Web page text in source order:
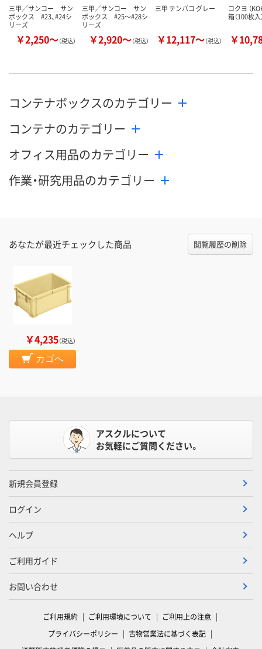
三甲／サンコー サン
ボックス #23、#24シ
リーズ
￥2,250～（税込）
三甲／サンコー サン
ボックス #25～#28シ
リーズ
￥2,920～（税込）
三甲 テンバコ グレー
￥12,117～（税込）
コクヨ （
箱（100枚入
￥
コンテナボックスのカテゴリー
コンテナのカテゴリー
オフィス用品のカテゴリー
作業・研究用品のカテゴリー
あなたが最近チェックした商品 閲覧履歴の削除
￥4,235（税込）
カゴへ
アスクルについて
お気軽にご質問ください。
新規会員登録
ログイン
ヘルプ
ご利用ガイド
お問い合わせ
ご利用規約 ご利用環境について
ご利用上の注意
プライバシーポリシー
古物営業法に基づく表記